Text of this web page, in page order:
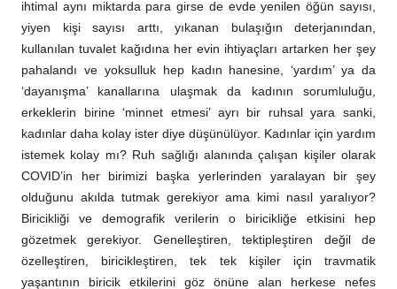
ihtimal aynı miktarda para girse de evde yenilen öğün sayısı,
yiyen kişi sayısı arttı, yıkanan bulaşığın deterjanından,
kullanılan tuvalet kağıdına her evin ihtiyaçları artarken her şey
pahalandı ve yoksulluk hep kadın hanesine, ‘yardım’ ya da
‘dayanışma’ kanallarına ulaşmak da kadının sorumluluğu,
erkeklerin birine ‘minnet etmesi’ ayrı bir ruhsal yara sanki,
kadınlar daha kolay ister diye düşünülüyor. Kadınlar için yardım
istemek kolay mı? Ruh sağlığı alanında çalışan kişiler olarak
COVID’in her birimizi başka yerlerinden yaralayan bir şey
olduğunu akılda tutmak gerekiyor ama kimi nasıl yaralıyor?
Biricikliği ve demografik verilerin o biricikliğe etkisini hep
gözetmek gerekiyor. Genelleştiren, tektipleştiren değil de
özelleştiren, biricikleştiren, tek tek kişiler için travmatik
yaşantının biricik etkilerini göz önüne alan herkese nefes